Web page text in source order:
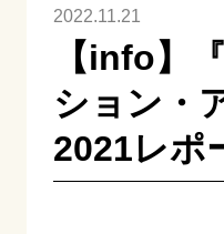
2022.11.21
【info】
ション・
2021レポ